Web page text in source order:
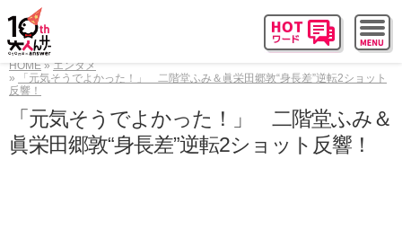
HOME
エンタメ
「元気そうでよかった！」 二階堂ふみ＆眞栄田郷敦“身長差”逆転2ショット
反響！
「元気そうでよかった！」 二階堂ふみ＆
眞栄田郷敦“身長差”逆転2ショット反響！